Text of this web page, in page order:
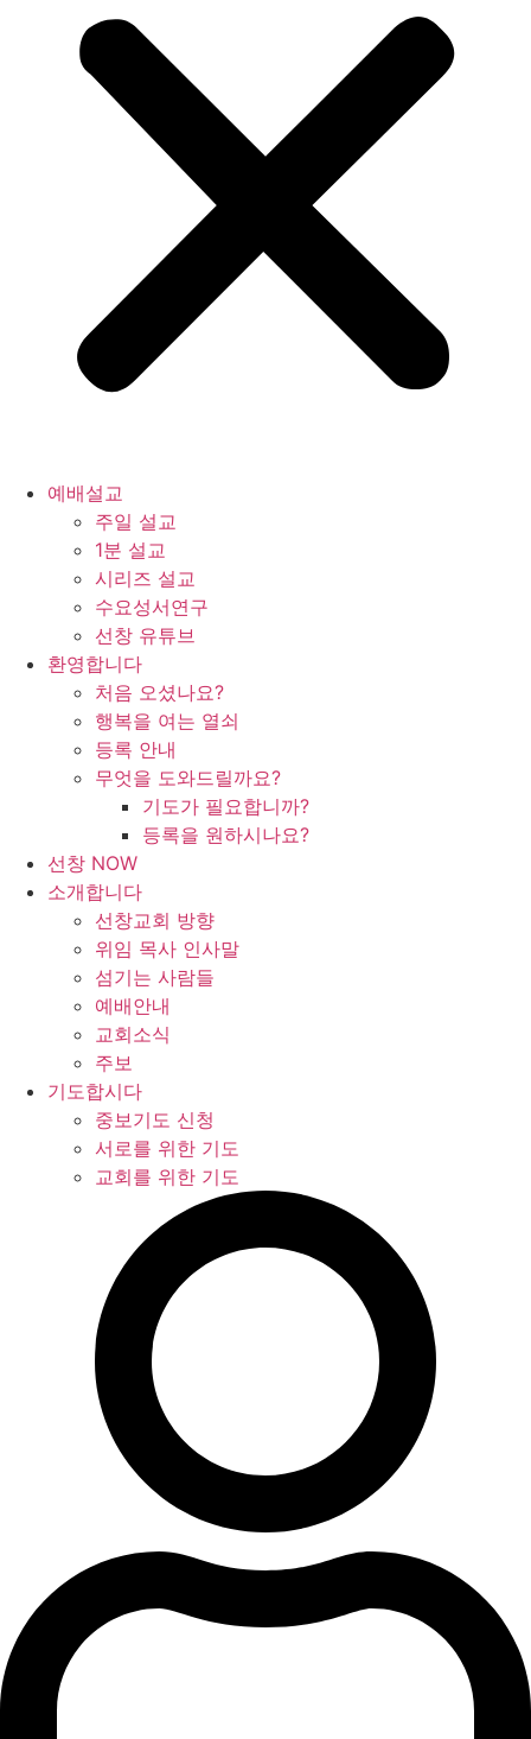
예배설교
주일 설교
1분 설교
시리즈 설교
수요성서연구
선창 유튜브
환영합니다
처음 오셨나요?
행복을 여는 열쇠
등록 안내
무엇을 도와드릴까요?
기도가 필요합니까?
등록을 원하시나요?
선창 NOW
소개합니다
선창교회 방향
위임 목사 인사말
섬기는 사람들
예배안내
교회소식
주보
기도합시다
중보기도 신청
서로를 위한 기도
교회를 위한 기도